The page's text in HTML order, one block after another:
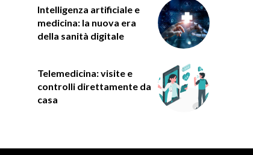
Intelligenza artificiale e
medicina: la nuova era
della sanità digitale
Telemedicina: visite e
controlli direttamente da
casa